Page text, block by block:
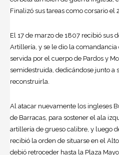
Finalizó sus tareas como corsario el
El 17 de marzo de 1807 recibió sus
Artillería, y se le dio la comandancia
servida por el cuerpo de Pardos y
semidestruida, dedicándose junto a
reconstruirla.
Al atacar nuevamente los ingleses
de Barracas, para sostener el ala
artillería de grueso calibre, y luego
recibió la orden de situarse en el
debió retroceder hasta la Plaza